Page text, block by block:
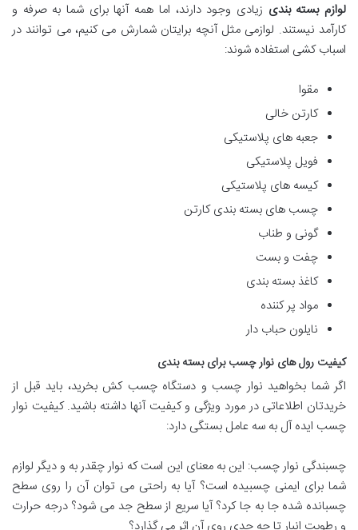
لوازم بسته بندی زیادی وجود دارند، اما همه آنها برای شما به صرفه و
کارآمد نیستند. لوازمی مثل آنچه برایتان شمارش می کنیم، می توانند در
اسباب کشی استفاده شوند:
مقوا
کارتن خالی
جعبه های پلاستیکی
فویل پلاستیکی
کیسه های پلاستیکی
چسب های بسته بندی کارتن
گونی و طناب
چفت و بست
کاغذ بسته بندی
مواد پر کننده
نایلون حباب دار
کیفیت رول های نوار چسب برای بسته بندی
اگر شما بخواهید نوار چسب و دستگاه چسب کش بخرید، باید قبل از
خریدتان اطلاعاتی در مورد ویژگی و کیفیت آنها داشته باشید. کیفیت نوار
چسب ایده آل به سه عامل بستگی دارد:
چسبندگی نوار چسب: این به معنای این است که نوار چقدر به و دیگر لوازم
شما برای ایمنی چسبیده است؟ آیا به راحتی می توان آن را روی سطح
چسبانده شده جا به جا کرد؟ آیا سریع از سطح جد می شود؟ درجه حرارت